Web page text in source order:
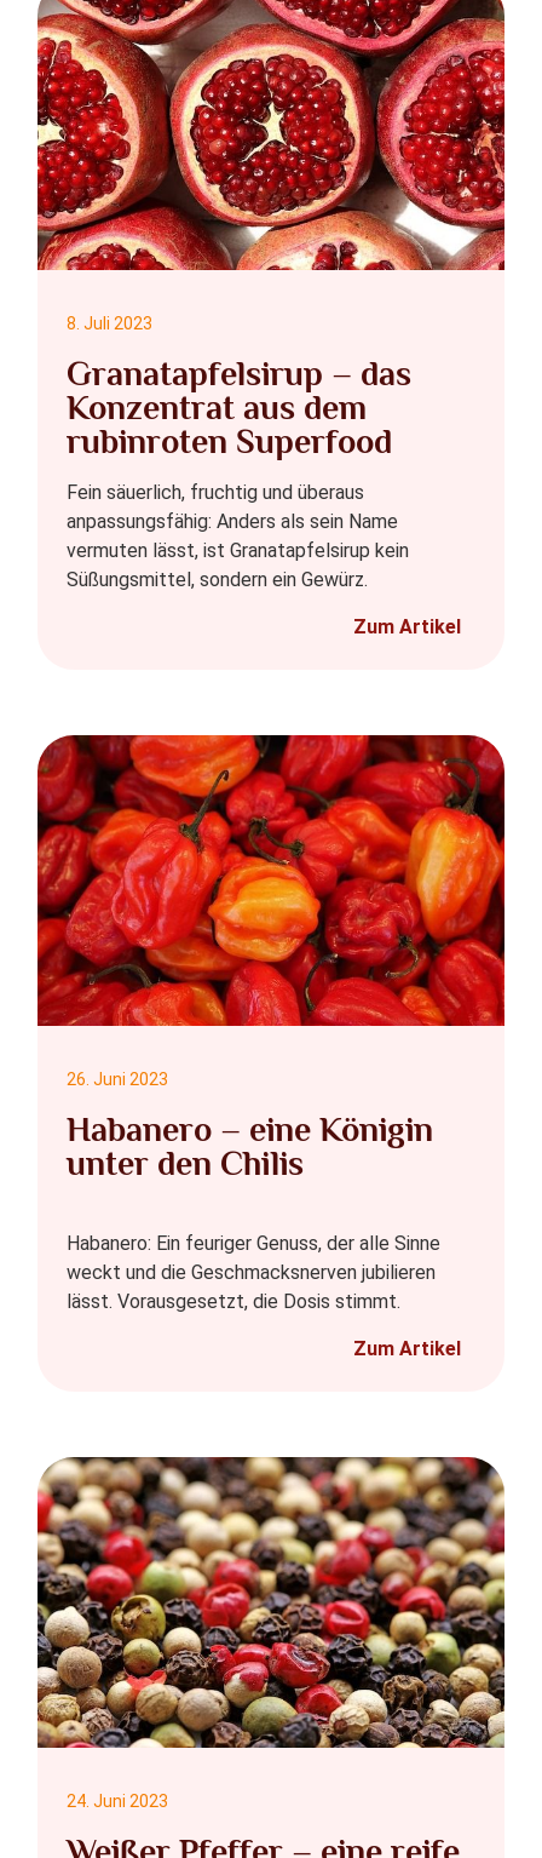
Granatapfelsirup – das
Konzentrat aus dem
rubinroten Superfood
8. Juli 2023
Fein säuerlich, fruchtig und überaus
anpassungsfähig: Anders als sein Name
vermuten lässt, ist Granatapfelsirup kein
Süßungsmittel, sondern ein Gewürz.
Zum Artikel
Habanero – eine Königin
unter den Chilis
26. Juni 2023
Habanero: Ein feuriger Genuss, der alle Sinne
weckt und die Geschmacksnerven jubilieren
lässt. Vorausgesetzt, die Dosis stimmt.
Zum Artikel
24. Juni 2023